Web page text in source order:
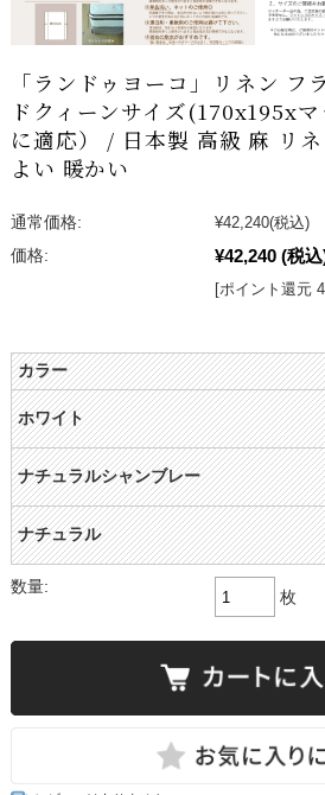
「ランドゥヨーコ」リネン
ドクィーンサイズ(170x195x
に適応） / 日本製 高級 麻 リ
よい 暖かい
通常価格: ¥42,240(税込)
価格:
¥42,240 (税
[ポイント還元
カラー
ホワイト
ナチュラルシャンブレー
ナチュラル
数量:
枚